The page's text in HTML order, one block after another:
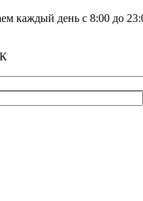
каждый день с 8:00 до